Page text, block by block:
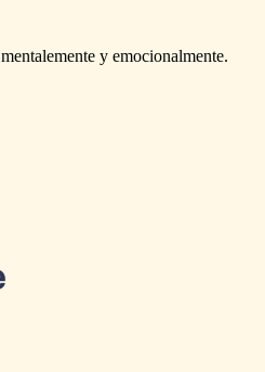
mentalemente y emocionalmente.